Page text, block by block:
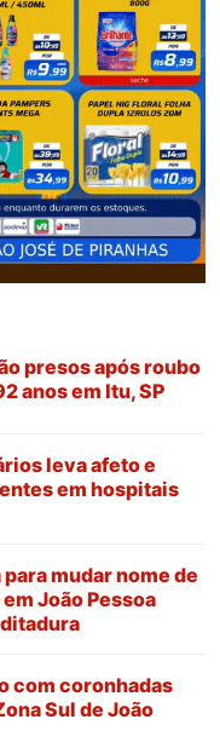
presos após roubo
anos em Itu, SP
leva afeto e
em hospitais
mudar nome de
João Pessoa
com coronhadas
Sul de João